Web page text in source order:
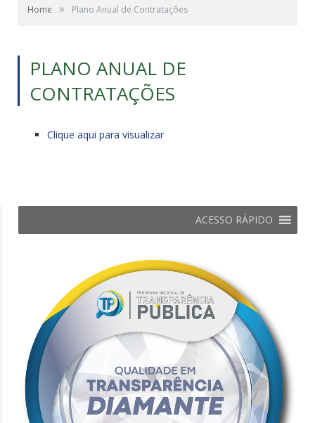
Home » Plano Anual de Contratações
PLANO ANUAL DE
CONTRATAÇÕES
Clique aqui para visualizar
ACESSO RÁPIDO